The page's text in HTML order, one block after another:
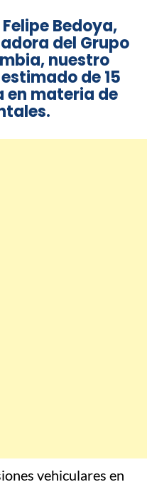
Bedoya,
del Grupo
nuestro
de 15
en materia de
vehiculares en